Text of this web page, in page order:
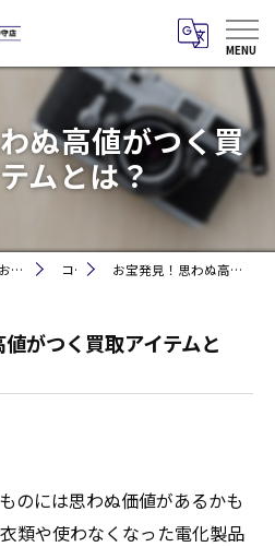
ぬ高値がつく買
ムとは？
愛知県津島市蛭間町周辺のお買取りなら買取大吉 ヤマナカ神守店 コラム お宝発見！思わぬ高値がつく買取アイテムとは？
がつく買取アイテムと
のには思わぬ価値があるかも
類や使わなくなった電化製品